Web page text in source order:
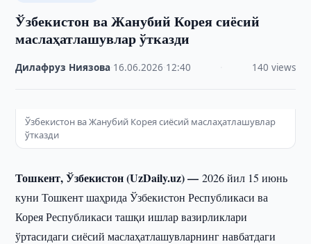
Ўзбекистон ва Жанубий Корея сиёсий
маслаҳатлашувлар ўтказди
Дилафруз Ниязова 16.06.2026 12:40 140 views
Ўзбекистон ва Жанубий Корея сиёсий маслаҳатлашувлар
ўтказди
Тошкент, Ўзбекистон (UzDaily.uz) —2026 йил 15 июнь
куни Тошкент шаҳрида Ўзбекистон Республикаси ва
Корея Республикаси ташқи ишлар вазирликлари
ўртасидаги сиёсий маслаҳатлашувларнинг навбатдаги